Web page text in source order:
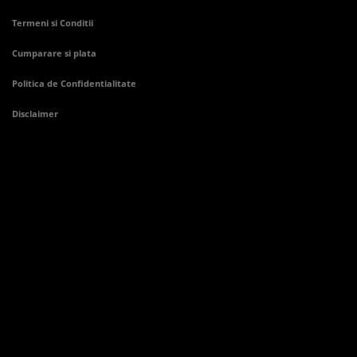
Termeni si Conditii
Cumparare si plata
Politica de Confidentialitate
Disclaimer